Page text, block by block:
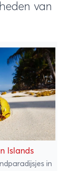
van
Islands
in